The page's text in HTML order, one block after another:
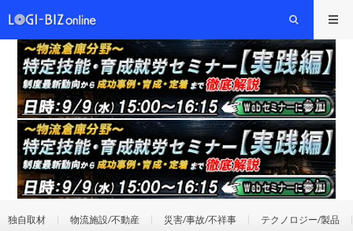
独自取材 物流施設/不動産 災害/事故/不祥事 テクノロジー/製品